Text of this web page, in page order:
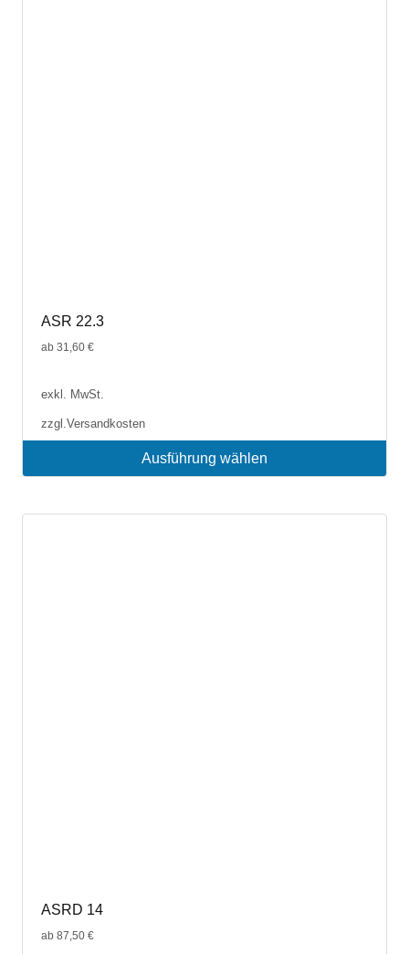
ASR 22.3
ab 31,60 €
exkl. MwSt.
zzgl. Versandkosten
Ausführung wählen
ASRD 14
ab 87,50 €